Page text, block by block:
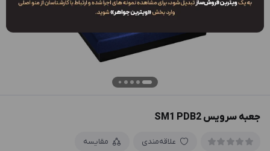
جعبه سرویس SM1 PDB2
علاقه‌مندی مقایسه